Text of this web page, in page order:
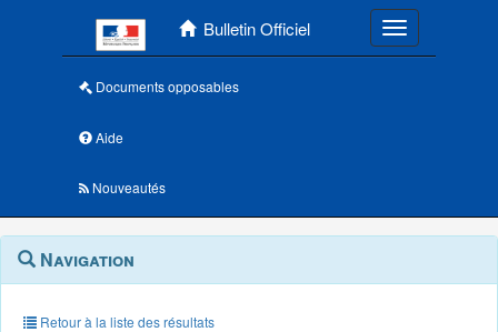
Bulletin Officiel Toggle
Documents opposables
Aide
Nouveautés
Navigation
outils
annexes
Menu
contextuel
Navigation
Retour à la liste des résultats